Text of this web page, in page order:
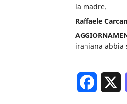
la madre.
Raffaele
iraniana abbia